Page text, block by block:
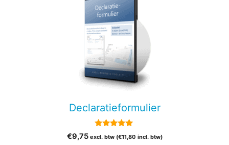
Declaratieformulier
5.00
van 5
€9,75 excl. btw (€11,80 incl. btw)